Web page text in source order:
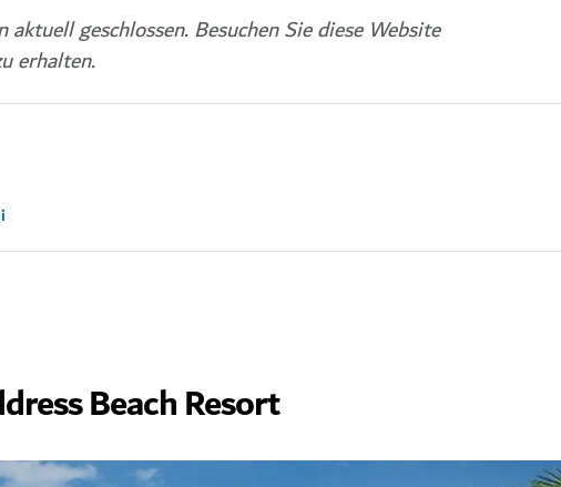
geschlossen. Besuchen Sie diese Website
erhalten.
Beach Resort